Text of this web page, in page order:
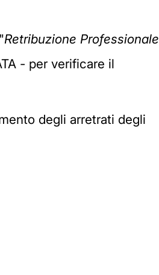
Retribuzione Professionale
- per verificare il
degli arretrati degli